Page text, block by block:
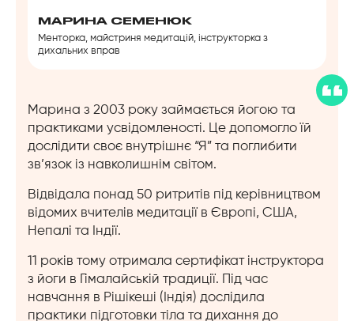
МАРИНА СЕМЕНЮК
Менторка, майстриня медитацій, інструкторка з
дихальних вправ
Марина з 2003 року займається йогою та
практиками усвідомленості. Це допомогло їй
дослідити своє внутрішнє “Я” та поглибити
зв’язок із навколишнім світом.
Відвідала понад 50 ритритів під керівництвом
відомих вчителів медитації в Європі, США,
Непалі та Індії.
11 років тому отримала сертифікат інструктора
з йоги в Гімалайській традиції. Під час
навчання в Рішікеші (Індія) дослідила
практики підготовки тіла та дихання до